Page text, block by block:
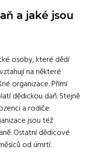
a jaké jsou
osoby, které dědí
na některé
organizace. Přímí
dědickou daň. Stejně
a rodiče
jsou též
Ostatní dědicové
od úmrtí.